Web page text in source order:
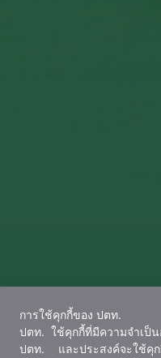
การใช้คุกกี้ของ ปตท.
ปตท. ใช้คุกกี้ที่มีความจำเป็น
ปตท. และประสงค์จะใช้คุก